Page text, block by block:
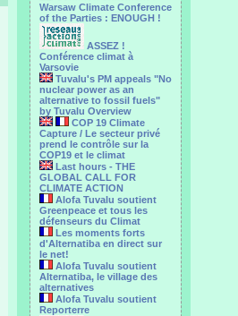
Warsaw Climate Conference
of the Parties : ENOUGH !
ASSEZ !
Conférence climat à
Varsovie
Tuvalu's PM appeals "No
nuclear power as an
alternative to fossil fuels"
by Tuvalu Overview
COP 19 Climate
Capture / Le secteur privé
prend le contrôle sur la
COP19 et le climat
Last hours - THE
GLOBAL CALL FOR
CLIMATE ACTION
Alofa Tuvalu soutient
Greenpeace et tous les
défenseurs du Climat
Les moments forts
d'Alternatiba en direct sur
le net!
Alofa Tuvalu soutient
Alternatiba, le village des
alternatives
Alofa Tuvalu soutient
Reporterre